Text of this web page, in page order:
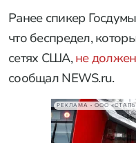
Ранее спикер
что беспредел,
сетях США,не
сообщал NEWS.ru.
РЕКЛАМА • ООО